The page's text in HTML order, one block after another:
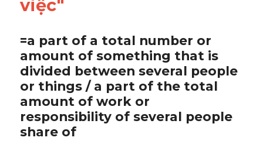
việc"
=a part of a total number or
amount of something that is
divided between several people
or things / a part of the total
amount of work or
responsibility of several people
share of